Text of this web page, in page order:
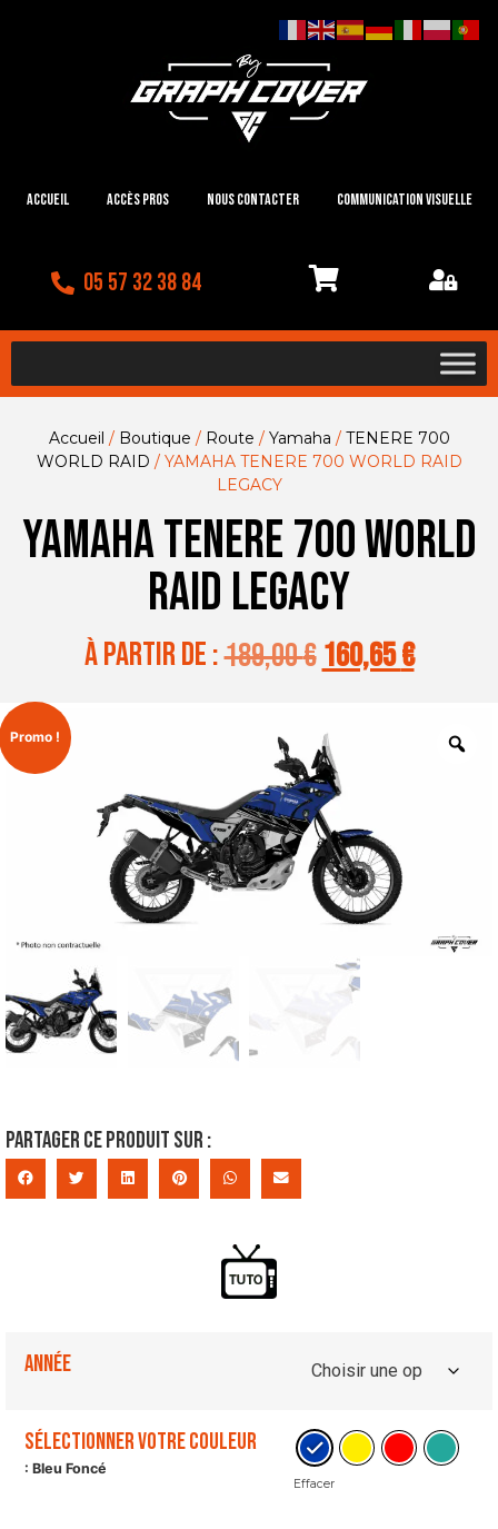
Accueil Accès Pros Nous contacter Communication visuelle
05 57 32 38 84
Accueil / Boutique / Route / Yamaha / TENERE 700
WORLD RAID / YAMAHA TENERE 700 WORLD RAID
LEGACY
YAMAHA TENERE 700 WORLD
RAID LEGACY
à partir de :189,00€ 160,65€
Promo !
Partager ce produit sur :
Année
Sélectionner votre couleur
: Bleu Foncé
Effacer